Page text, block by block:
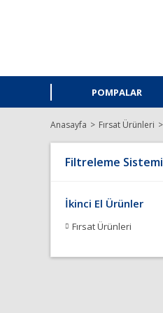
POMPALAR
Anasayfa Fırsat Ürünleri
Filtreleme Sistemi
İkinci El Ürünler
Fırsat Ürünleri